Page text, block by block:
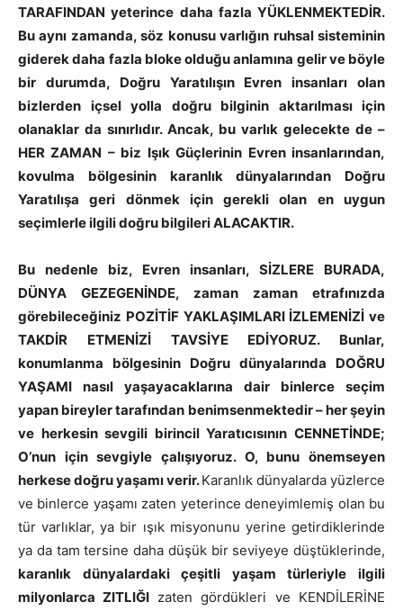
TARAFINDAN yeterince daha fazla YÜKLENMEKTEDİR.
Bu aynı zamanda, söz konusu varlığın ruhsal sisteminin
giderek daha fazla bloke olduğu anlamına gelir ve böyle
bir durumda, Doğru Yaratılışın Evren insanları olan
bizlerden içsel yolla doğru bilginin aktarılması için
olanaklar da sınırlıdır. Ancak, bu varlık gelecekte de –
HER ZAMAN – biz Işık Güçlerinin Evren insanlarından,
kovulma bölgesinin karanlık dünyalarından Doğru
Yaratılışa geri dönmek için gerekli olan en uygun
seçimlerle ilgili doğru bilgileri ALACAKTIR.
Bu nedenle biz, Evren insanları, SİZLERE BURADA,
DÜNYA GEZEGENİNDE, zaman zaman etrafınızda
görebileceğiniz POZİTİF YAKLAŞIMLARI İZLEMENİZİ ve
TAKDİR ETMENİZİ TAVSİYE EDİYORUZ. Bunlar,
konumlanma bölgesinin Doğru dünyalarında DOĞRU
YAŞAMI nasıl yaşayacaklarına dair binlerce seçim
yapan bireyler tarafından benimsenmektedir–her şeyin
ve herkesin sevgili birincil Yaratıcısının CENNETİNDE;
O’nun için sevgiyle çalışıyoruz. O, bunu önemseyen
herkese doğru yaşamı verir.Karanlık dünyalarda yüzlerce
ve binlerce yaşamı zaten yeterince deneyimlemiş olan bu
tür varlıklar, ya bir ışık misyonunu yerine getirdiklerinde
ya da tam tersine daha düşük bir seviyeye düştüklerinde,
karanlık dünyalardaki çeşitli yaşam türleriyle ilgili
milyonlarca ZITLIĞI zaten gördükleri ve KENDİLERİNE